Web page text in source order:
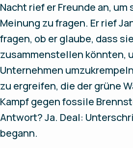
Nacht rief er Freunde an, um
Meinung zu fragen. Er rief
fragen, ob er glaube, dass
zusammenstellen könnten,
Unternehmen
zu ergreifen, die der grüne
Kampf gegen fossile
Antwort? Ja. Deal:
begann.